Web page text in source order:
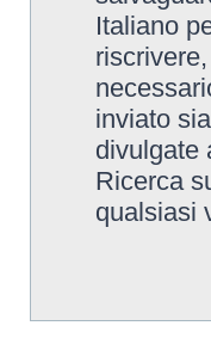
Italiano
inviato
divulgate
Ricerca
qualsiasi